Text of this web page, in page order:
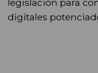
legislación para
digitales